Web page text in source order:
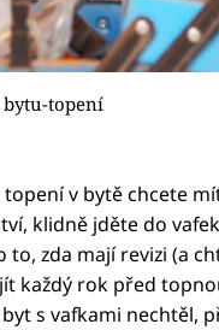
bytu-topení
topení v bytě chcete
klidně jděte do
to, zda mají revizi (a
každý rok před
s vafkami nechtěl,